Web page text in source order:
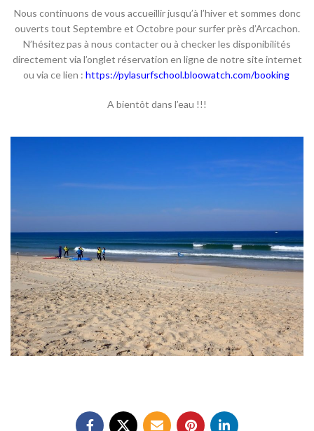
Nous continuons de vous accueillir jusqu’à l’hiver et sommes donc
ouverts tout Septembre et Octobre pour surfer près d’Arcachon.
N’hésitez pas à nous contacter ou à checker les disponibilités
directement via l’onglet réservation en ligne de notre site internet
ou via ce lien : https://pylasurfschool.bloowatch.com/booking
A bientôt dans l’eau !!!